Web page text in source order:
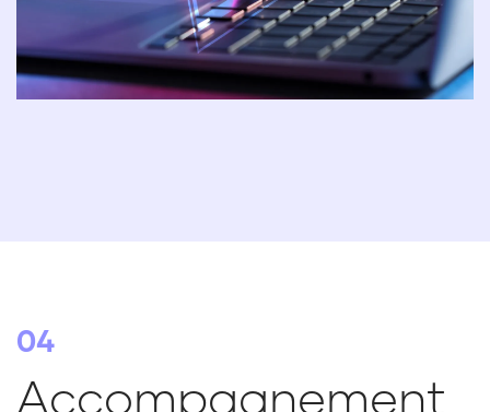
04
Accompagnement